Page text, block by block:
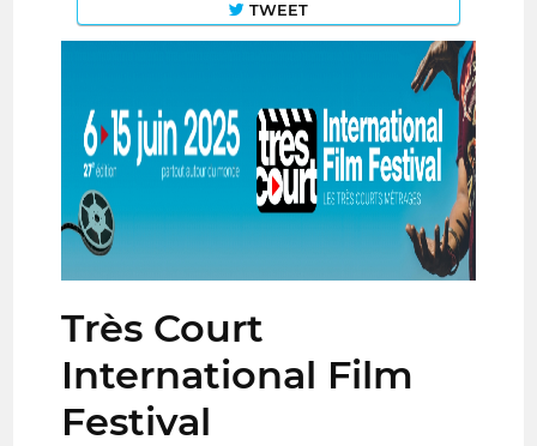
TWEET
Très Court
International Film
Festival